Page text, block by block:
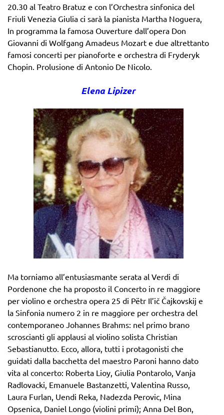
20.30 al Teatro Bratuz e con l’Orchestra sinfonica del
Friuli Venezia Giulia ci sarà la pianista Martha Noguera,
In programma la famosa Ouverture dall’opera Don
Giovanni di Wolfgang Amadeus Mozart e due altrettanto
famosi concerti per pianoforte e orchestra di Fryderyk
Chopin. Prolusione di Antonio De Nicolo.
Elena Lipizer
Ma torniamo all’entusiasmante serata al Verdi di
Pordenone che ha proposto il Concerto in re maggiore
per violino e orchestra opera 25 di Pëtr Il’ič Čajkovskij e
la Sinfonia numero 2 in re maggiore per orchestra del
contemporaneo Johannes Brahms: nel primo brano
scroscianti gli applausi al violino solista Christian
Sebastianutto. Ecco, allora, tutti i protagonisti che
guidati dalla bacchetta del maestro Paroni hanno dato
vita al concerto: Roberta Lioy, Giulia Pontarolo, Vanja
Radlovacki, Emanuele Bastanzetti, Valentina Russo,
Laura Furlan, Uendi Reka, Nadezda Perovic, Mina
Opsenica, Daniel Longo (violini primi); Anna Del Bon,